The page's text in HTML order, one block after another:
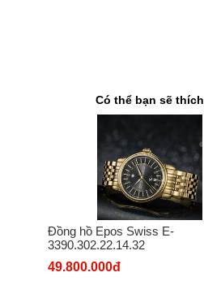
Có thể bạn sẽ thích
Đồng hồ Epos Swiss E-
3390.302.22.14.32
49.800.000đ